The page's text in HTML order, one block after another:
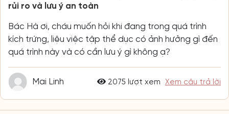
rủi ro và lưu ý an toàn
Bác Hà ơi, cháu muốn hỏi khi đang trong quá trình
kích trứng, liệu việc tập thể dục có ảnh hưởng gì đến
quá trình này và có cần lưu ý gì không ạ?
Mai Linh 2075 lượt xem Xem câu trả lời